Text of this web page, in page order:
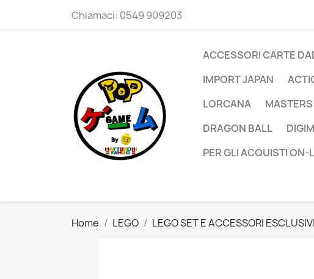
Chiamaci: 0549 909203
ACCESSORI CARTE
IMPORT JAPAN
LORCANA
DRAGON BALL
PER GLI ACQUISTI ON-
Home LEGO LEGO SET E ACCESSORI ESCLUSIVI